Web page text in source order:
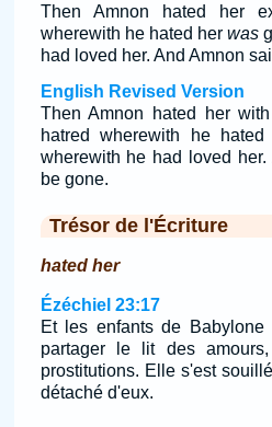
Then Amnon hated her
wherewith he hated her was
had loved her. And Amnon
English Revised Version
Then Amnon hated her
hatred wherewith he
wherewith he had loved
be gone.
Trésor de l'Écriture
hated her
Ézéchiel 23:17
Et les enfants de
partager le lit des
prostitutions. Elle s'est
détaché d'eux.